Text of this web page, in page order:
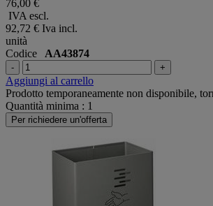
76,00 €
IVA escl.
92,72 € Iva incl.
unità
Codice AA43874
- +
Aggiungi al carrello
Prodotto temporaneamente non disponibile,
Quantità minima : 1
Per richiedere un'offerta